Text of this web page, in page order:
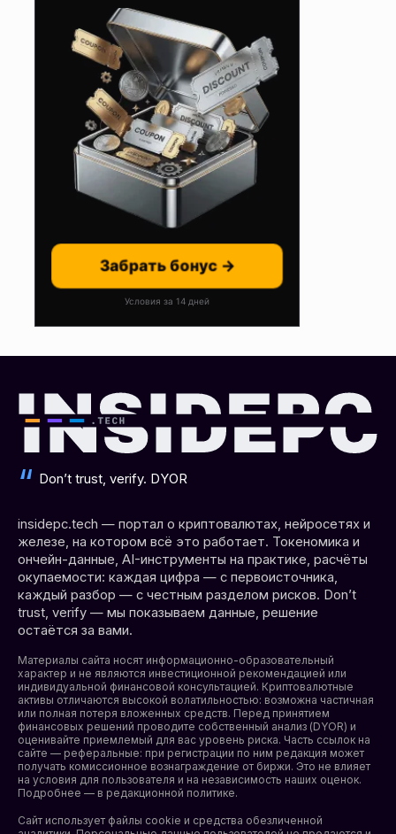
Забрать бонус →
Условия за 14 дней
Don’t trust, verify. DYOR
insidepc.tech — портал о криптовалютах, нейросетях и
железе, на котором всё это работает. Токеномика и
ончейн-данные, AI-инструменты на практике, расчёты
окупаемости: каждая цифра — с первоисточника,
каждый разбор — с честным разделом рисков. Don’t
trust, verify — мы показываем данные, решение
остаётся за вами.
Материалы сайта носят информационно-образовательный
характер и не являются инвестиционной рекомендацией или
индивидуальной финансовой консультацией. Криптовалютные
активы отличаются высокой волатильностью: возможна частичная
или полная потеря вложенных средств. Перед принятием
финансовых решений проводите собственный анализ (DYOR) и
оценивайте приемлемый для вас уровень риска. Часть ссылок на
сайте — реферальные: при регистрации по ним редакция может
получать комиссионное вознаграждение от биржи. Это не влияет
на условия для пользователя и на независимость наших оценок.
Подробнее — в редакционной политике.
Сайт использует файлы cookie и средства обезличенной